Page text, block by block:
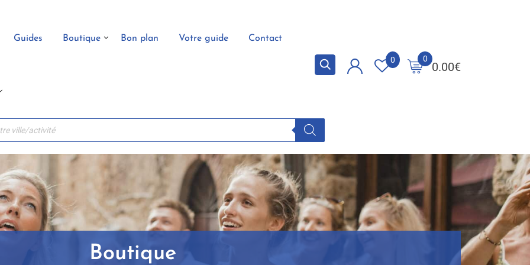
Guides Boutique Bon plan Votre guide Contact
0.00€
0
0
Boutique